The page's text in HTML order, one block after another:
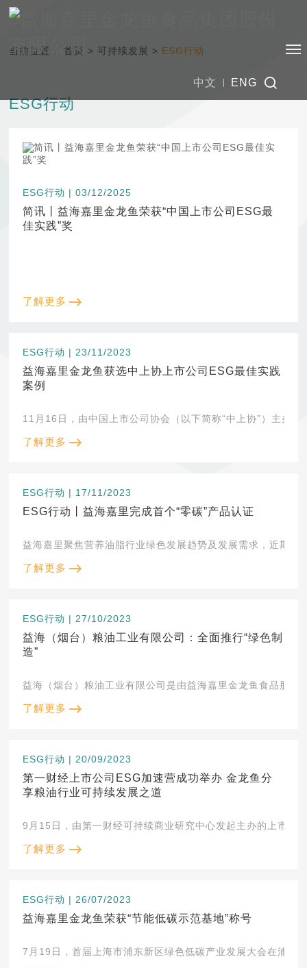
中文 ENG
当前位置：首页 > 可持续发展 > ESG行动
ESG行动
ESG行动 | 03/12/2025
简讯丨益海嘉里金龙鱼荣获“中国上市公司ESG最
佳实践”奖
了解更多
ESG行动 | 23/11/2023
益海嘉里金龙鱼获选中上协上市公司ESG最佳实践
案例
11月16日，由中国上市公司协会（以下简称“中上协”）主办
了解更多
ESG行动 | 17/11/2023
ESG行动丨益海嘉里完成首个“零碳”产品认证
了解更多
ESG行动 | 27/10/2023
益海（烟台）粮油工业有限公司：全面推行“绿色制
造”
益海（烟台）粮油工业有限公司是由益海嘉里金龙鱼食品股
了解更多
ESG行动 | 20/09/2023
第一财经上市公司ESG加速营成功举办 金龙鱼分
享粮油行业可持续发展之道
了解更多
ESG行动 | 26/07/2023
益海嘉里金龙鱼荣获“节能低碳示范基地”称号